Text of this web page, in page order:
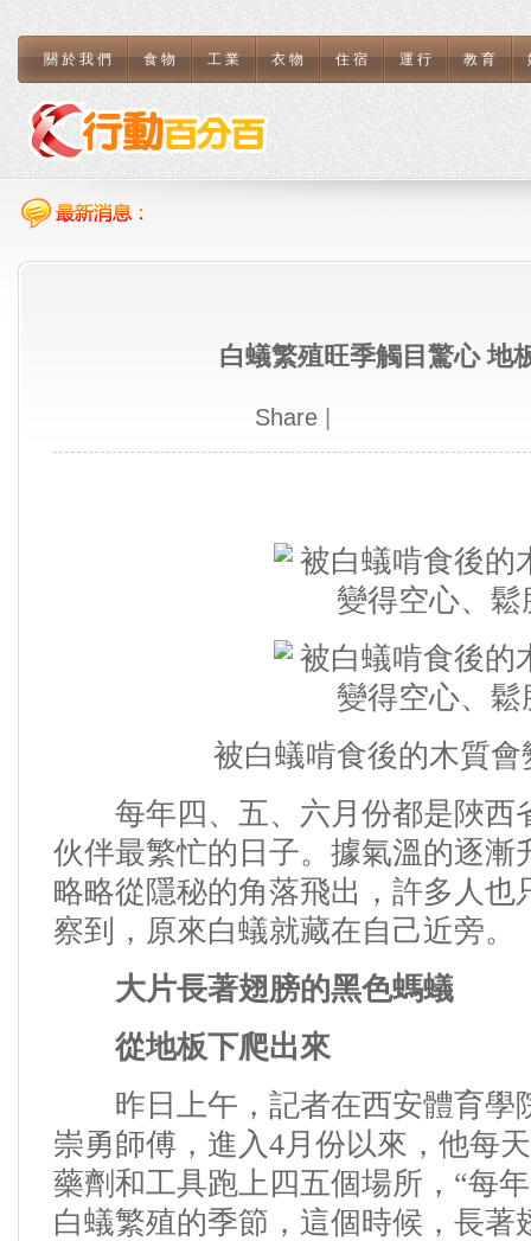
關於我們 食物 工業 衣物 住宿 運行 教育
白蟻繁殖旺季觸目驚心 地
Share
被白蟻啃食後的木質會
每年四、五、六月份都是陜西
伙伴最繁忙的日子。 據氣溫的逐漸
略略從隱秘的角落飛出，許多人也
察到，原來白蟻就藏在自己近旁。
大片長著翅膀的黑色螞蟻
從地板下爬出來
昨日上午，記者在西安體育學
崇勇師傅，進入4月份以來，他每
藥劑和工具跑上四五個場所，“每
白蟻繁殖的季節，這個時候，長著